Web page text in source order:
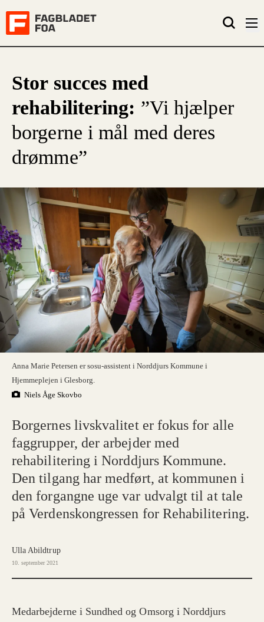
Stor succes med
rehabilitering: ”Vi hjælper
borgerne i mål med deres
drømme”
Anna Marie Petersen er sosu-assistent i Norddjurs Kommune i
Hjemmeplejen i Glesborg.
Niels Åge Skovbo
Borgernes livskvalitet er fokus for alle
faggrupper, der arbejder med
rehabilitering i Norddjurs Kommune.
Den tilgang har medført, at kommunen i
den forgangne uge var udvalgt til at tale
på Verdenskongressen for Rehabilitering.
Ulla Abildtrup
10. september 2021
Medarbejderne i Sundhed og Omsorg i Norddjurs